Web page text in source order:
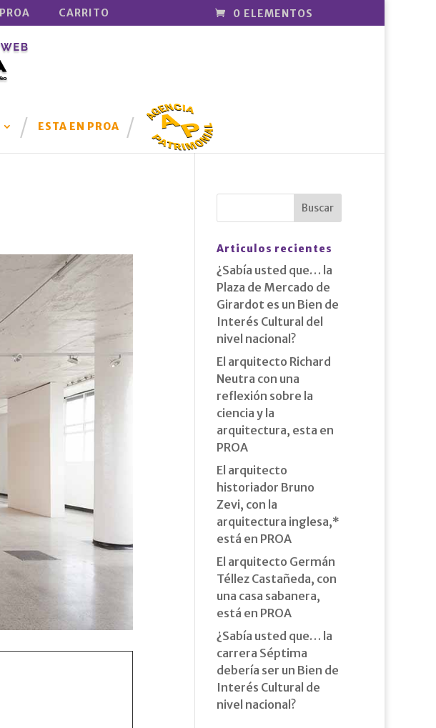
CARRITO 0 ELEMENTOS
ESTA EN PROA
AGENCIA
PATRIMONI
AL
Articulos recientes
¿Sabía usted que… la
Plaza de Mercado de
Girardot es un Bien de
Interés Cultural del
nivel nacional?
El arquitecto Richard
Neutra con una
reflexión sobre la
ciencia y la
arquitectura, esta en
PROA
El arquitecto
historiador Bruno
Zevi, con la
arquitectura inglesa,*
está en PROA
El arquitecto Germán
Téllez Castañeda, con
una casa sabanera,
está en PROA
¿Sabía usted que… la
carrera Séptima
debería ser un Bien de
Interés Cultural de
nivel nacional?